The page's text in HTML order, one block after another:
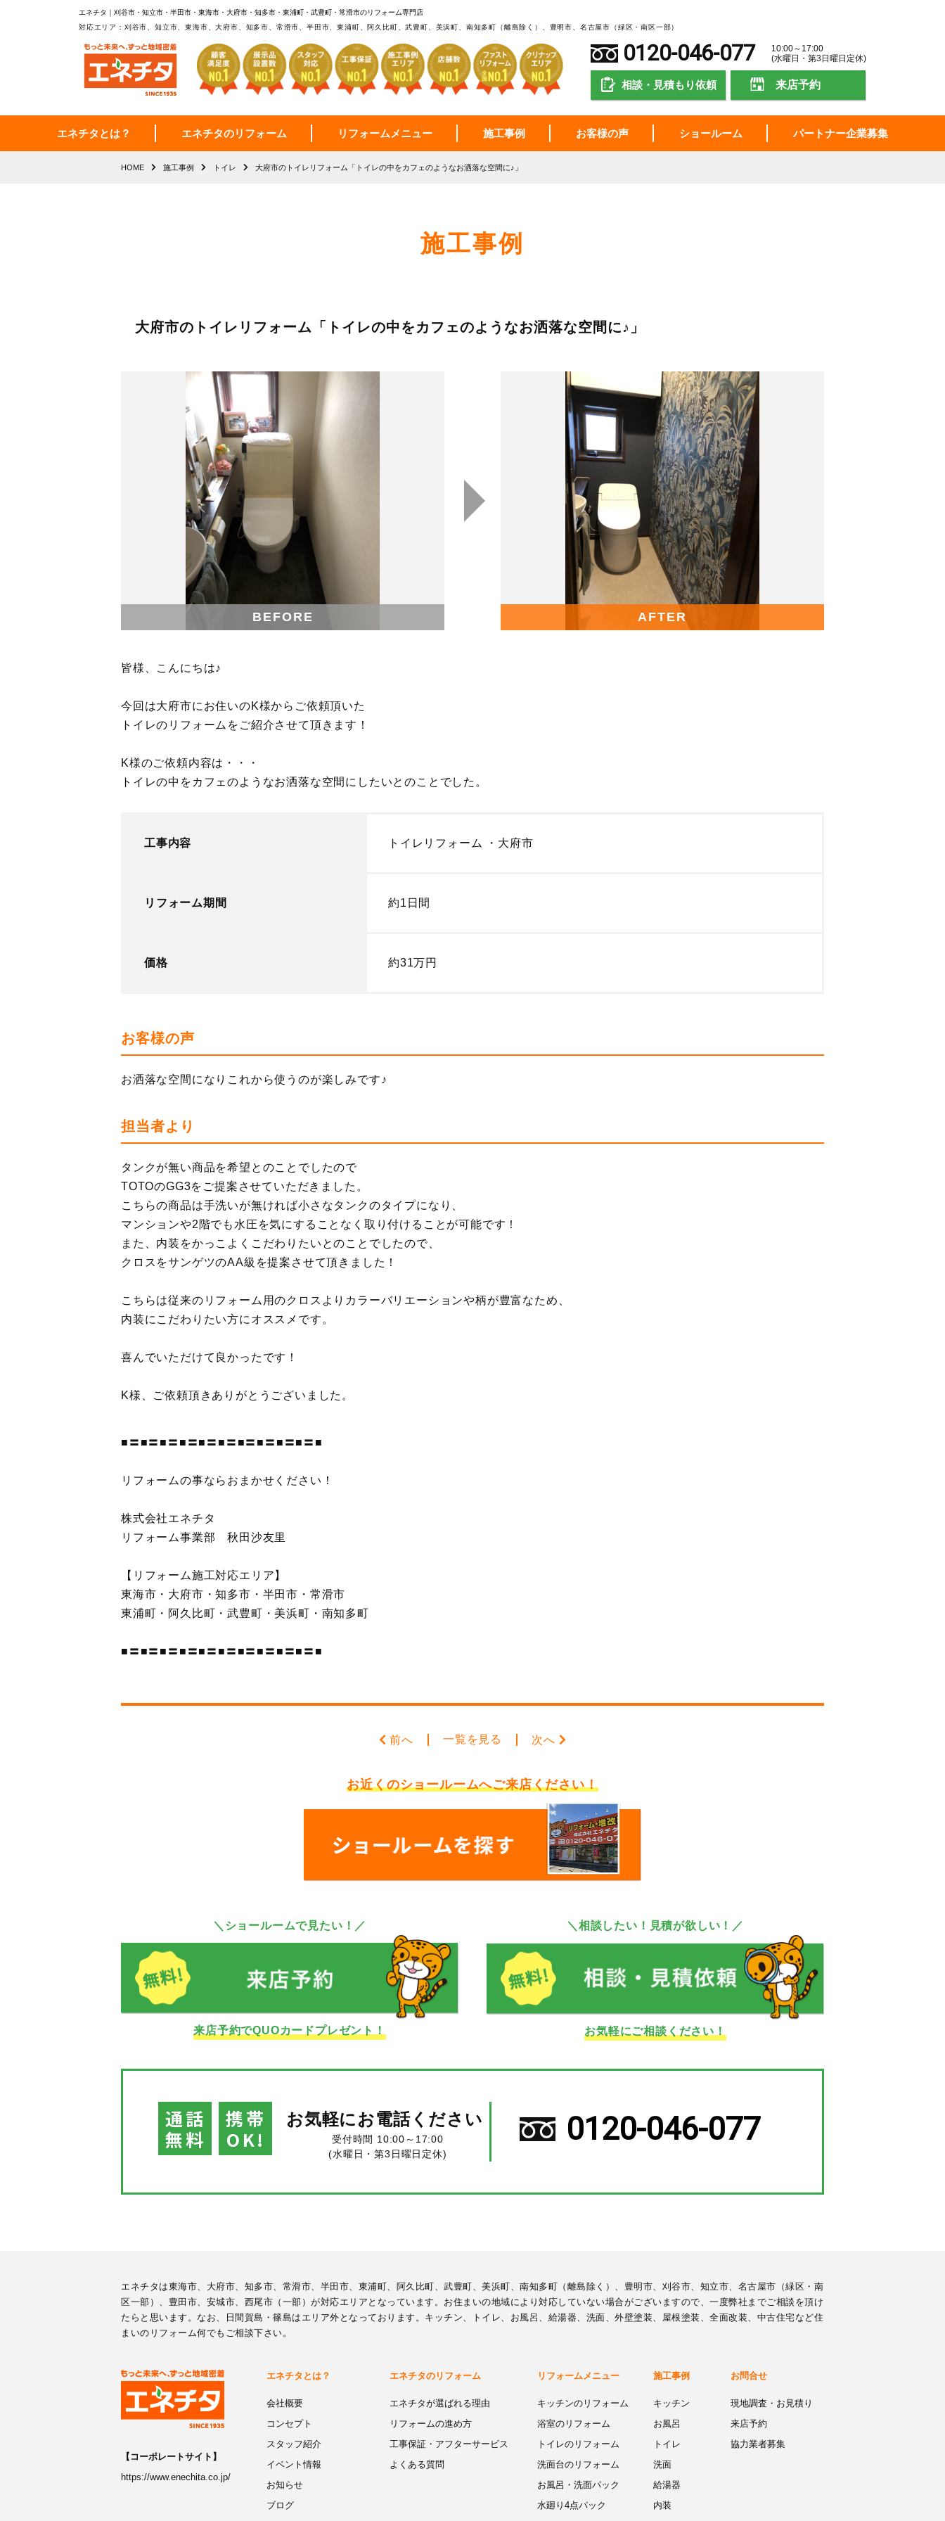
エネチタ｜刈谷市・知立市・半田市・東海市・大府市・知多市・東浦町・武豊町・常滑市のリフォーム専門店
対応エリア：刈谷市、知立市、東海市、大府市、知多市、常滑市、半田市、東浦町、阿久比町、武豊町、美浜町、南知多町（離島除く）、豊明市、名古屋市（緑区・南区一部）
0120-046-077
10:00～17:00
(水曜日・第3日曜日定休)
相談・見積もり依頼 来店予約
エネチタとは？ エネチタのリフォーム リフォームメニュー 施工事例 お客様の声 ショールーム パートナー企業募集
HOME 施工事例 トイレ 大府市のトイレリフォーム「トイレの中をカフェのようなお洒落な空間に♪」
施工事例
大府市のトイレリフォーム「トイレの中をカフェのようなお洒落な空間に♪」
BEFORE AFTER
皆様、こんにちは♪
今回は大府市にお住いのK様からご依頼頂いた
トイレのリフォームをご紹介させて頂きます！
K様のご依頼内容は・・・
トイレの中をカフェのようなお洒落な空間にしたいとのことでした。
工事内容 トイレリフォーム ・大府市
リフォーム期間 約1日間
価格 約31万円
お客様の声
お洒落な空間になりこれから使うのが楽しみです♪
担当者より
タンクが無い商品を希望とのことでしたので
TOTOのGG3をご提案させていただきました。
こちらの商品は手洗いが無ければ小さなタンクのタイプになり、
マンションや2階でも水圧を気にすることなく取り付けることが可能です！
また、内装をかっこよくこだわりたいとのことでしたので、
クロスをサンゲツのAA級を提案させて頂きました！
こちらは従来のリフォーム用のクロスよりカラーバリエーションや柄が豊富なため、
内装にこだわりたい方にオススメです。
喜んでいただけて良かったです！
K様、ご依頼頂きありがとうございました。
■〓■〓■〓■〓■〓■〓■〓■〓■〓■〓■
リフォームの事ならおまかせください！
株式会社エネチタ
リフォーム事業部 秋田沙友里
【リフォーム施工対応エリア】
東海市・大府市・知多市・半田市・常滑市
東浦町・阿久比町・武豊町・美浜町・南知多町
■〓■〓■〓■〓■〓■〓■〓■〓■〓■〓■
前へ 一覧を見る 次へ
お近くのショールームへご来店ください！
＼ショールームで見たい！／
来店予約でQUOカードプレゼント！
＼相談したい！見積が欲しい！／
お気軽にご相談ください！
通話
無料
携帯
OK!
お気軽にお電話ください
受付時間 10:00～17:00
(水曜日・第3日曜日定休)
0120-046-077
エネチタは東海市、大府市、知多市、常滑市、半田市、東浦町、阿久比町、武豊町、美浜町、南知多町（離島除く）、豊明市、刈谷市、知立市、名古屋市（緑区・南
区一部）、豊田市、安城市、西尾市（一部）が対応エリアとなっています。お住まいの地域により対応していない場合がございますので、一度弊社までご相談を頂け
たらと思います。なお、日間賀島・篠島はエリア外となっております。キッチン、トイレ、お風呂、給湯器、洗面、外壁塗装、屋根塗装、全面改装、中古住宅など住
まいのリフォーム何でもご相談下さい。
【コーポレートサイト】
https://www.enechita.co.jp/
エネチタとは？
会社概要
コンセプト
スタッフ紹介
イベント情報
お知らせ
ブログ
エネチタのリフォーム
エネチタが選ばれる理由
リフォームの進め方
工事保証・アフターサービス
よくある質問
リフォームメニュー
キッチンのリフォーム
浴室のリフォーム
トイレのリフォーム
洗面台のリフォーム
お風呂・洗面パック
水廻り4点パック
施工事例
キッチン
お風呂
トイレ
洗面
給湯器
内装
お問合せ
現地調査・お見積り
来店予約
協力業者募集